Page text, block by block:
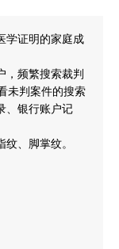
学证明的家庭成
，频繁搜索裁判
未判案件的搜索
、银行账户记
、脚掌纹。